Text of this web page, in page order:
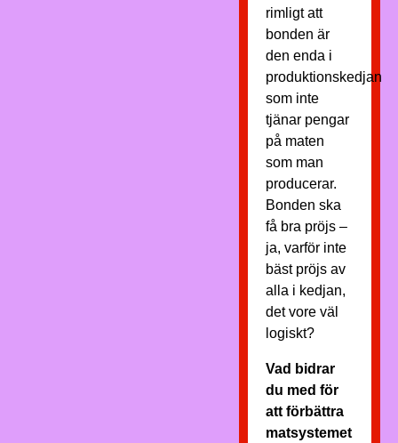
rimligt att
bonden är
den enda i
produktionskedjan
som inte
tjänar pengar
på maten
som man
producerar.
Bonden ska
få bra pröjs –
ja, varför inte
bäst pröjs av
alla i kedjan,
det vore väl
logiskt?
Vad bidrar
du med för
att förbättra
matsystemet